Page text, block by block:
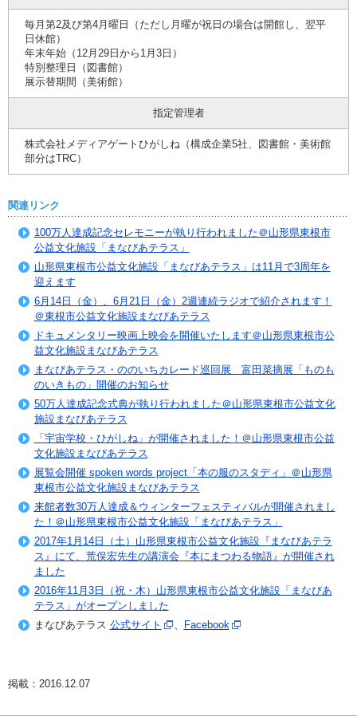
毎月第2及び第4月曜日（ただし月曜が祝日の場合は開館し、翌平
日休館）
年末年始（12月29日から1月3日）
特別整理日（図書館）
展示替期間（美術館）
指定管理者
株式会社メディアゲートひがしね（構成企業5社、図書館・美術館
部分はTRC）
関連リンク
100万人達成記念セレモニーが執り行われました＠山形県東根市
公益文化施設「まなびあテラス」
山形県東根市公益文化施設「まなびあテラス」は11月で3周年を
迎えます
6月14日（金）、6月21日（金）2週連続ラジオで紹介されます！
＠東根市公益文化施設まなびあテラス
ドキュメンタリー映画上映会を開催いたします＠山形県東根市公
益文化施設まなびあテラス
まなびあテラス・ののいちカレード巡回展 富田菜摘展「ものも
のいきもの」開催のお知らせ
50万人達成記念式典が執り行われました＠山形県東根市公益文化
施設まなびあテラス
「宇宙学校・ひがしね」が開催されました！＠山形県東根市公益
文化施設まなびあテラス
展覧会開催 spoken words project「本の服のスタディ」＠山形県
東根市公益文化施設まなびあテラス
来館者数30万人達成＆ウィンターフェスティバルが開催されまし
た！＠山形県東根市公益文化施設「まなびあテラス」
2017年1月14日（土）山形県東根市公益文化施設『まなびあテラ
ス』にて、荒俣宏先生の講演会『本にまつわる物語』が開催され
ました
2016年11月3日（祝・木）山形県東根市公益文化施設「まなびあ
テラス」がオープンしました
まなびあテラス 公式サイト 、 Facebook
掲載：2016.12.07